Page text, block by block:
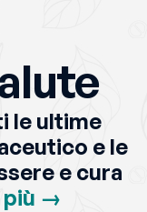
le ultime
e le
e cura
più →